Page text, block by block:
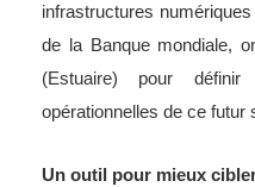
infrastructures
de la Banque mondiale,
(Estuaire) pour
opérationnelles de ce futur
Un outil pour mieux